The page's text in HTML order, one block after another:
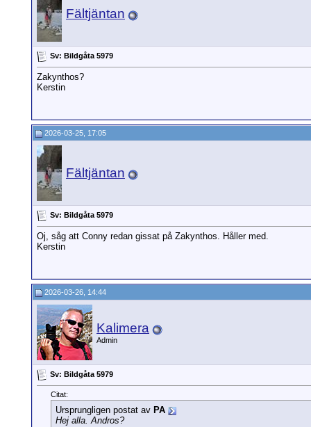
Fältjäntan
Sv: Bildgåta 5979
Zakynthos?
Kerstin
2026-03-25, 17:05
Fältjäntan
Sv: Bildgåta 5979
Oj, såg att Conny redan gissat på Zakynthos. Håller med.
Kerstin
2026-03-26, 14:44
Kalimera
Admin
Sv: Bildgåta 5979
Citat:
Ursprungligen postat av PA
Hej alla. Andros?